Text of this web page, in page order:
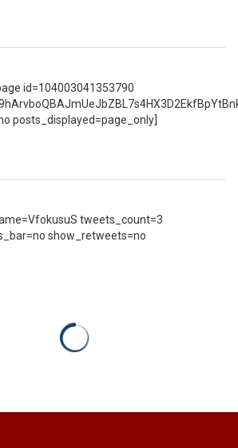
id=104003041353790
posts_displayed=page_only]
tweets_count=3
show_retweets=no